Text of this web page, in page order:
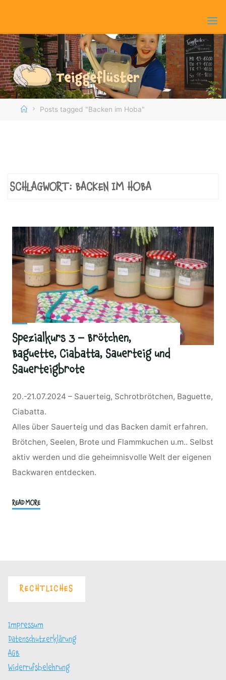
content
HomePosts tagged "Backen im Hoba"
SCHLAGWORT: BACKEN IM HOBA
Spezialkurs 3 – Brötchen,
Baguette, Ciabatta, Sauerteig und
Sauerteigbrote
20.-21.07.2024 – Sauerteig, Schrotbrötchen, Baguette,
Ciabatta.
Alles über Sauerteig und das Backen damit erfahren.
Brötchen, Seelen, Brote und Flammkuchen u.m.. Selbst
aktiv werden und die geheimnisvolle Welt der eigenen
Backwaren entdecken.
READ MORE"Spezialkurs
und
RECHTLICHES
Impressum
Datenschutzerklärung
AGB
Widerrufsbelehrung